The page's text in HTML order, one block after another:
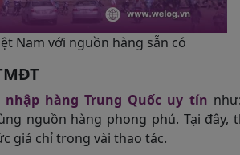
Nam với nguồn hàng sẵn có
hàng Trung Quốc uy tín
nguồn hàng phong phú. Tại đây,
giá chỉ trong vài thao tác.